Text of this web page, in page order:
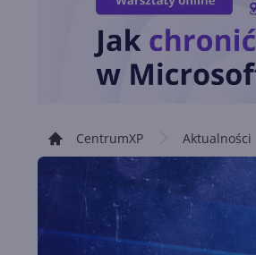
CentrumXP Aktualności